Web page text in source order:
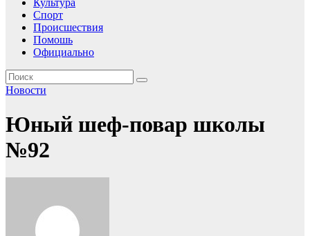
Культура
Спорт
Происшествия
Помошь
Официально
Новости
Юный шеф-повар школы
№92